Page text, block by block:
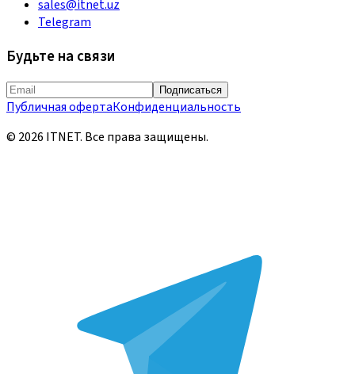
sales@itnet.uz
Telegram
Будьте на связи
Подписаться
Публичная офертаКонфиденциальность
© 2026 ITNET. Все права защищены.